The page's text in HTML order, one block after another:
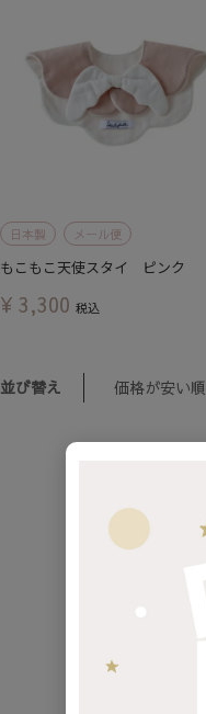
日本製 メール便
もこもこ天使スタイ ピンク
¥ 3,300 税込
並び替え 価格が安い順